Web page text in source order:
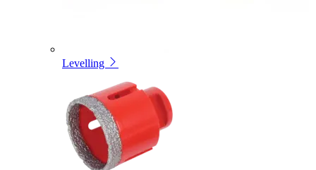
Levelling